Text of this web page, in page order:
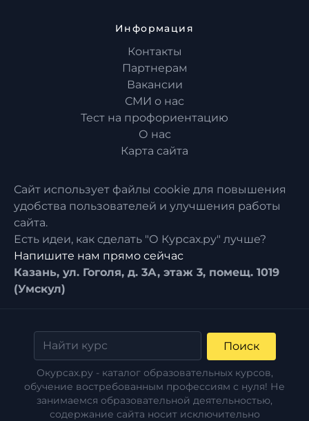
Информация
Контакты
Партнерам
Вакансии
СМИ о нас
Тест на профориентацию
О нас
Карта сайта
Сайт использует файлы cookie для повышения
удобства пользователей и улучшения работы
сайта.
Есть идеи, как сделать "О Курсах.ру" лучше?
Напишите нам прямо сейчас
Казань, ул. Гоголя, д. 3А, этаж 3, помещ. 1019
(Умскул)
Поиск
Окурсах.ру - каталог образовательных курсов,
обучение востребованным профессиям с нуля! Не
занимаемся образовательной деятельностью,
содержание сайта носит исключительно